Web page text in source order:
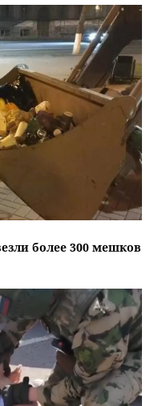
более 300 мешков